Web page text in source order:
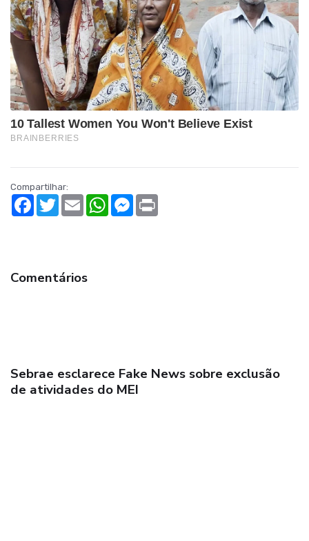
Compartilhar:
Facebook
TwitterEmail WhatsAppMessenger
Comentários
Missão Empresarial do Sebrae levará
empresários para Expo Revestir 2025